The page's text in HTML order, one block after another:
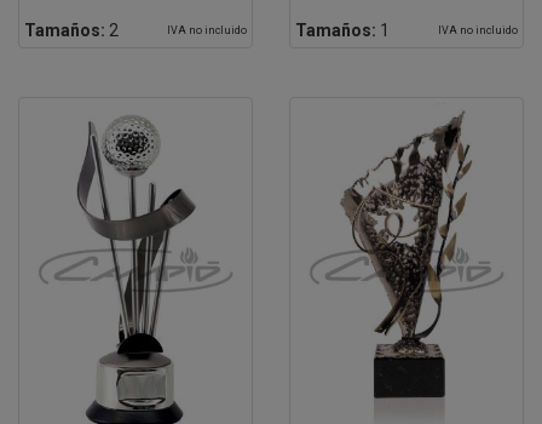
Tamaños: 2 IVA no incluido Tamaños: 1 IVA no incluido